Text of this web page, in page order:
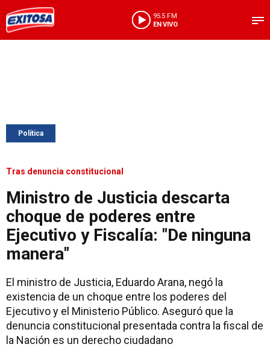
95.5 FM
EN VIVO
Política
Tras denuncia constitucional
Ministro de Justicia descarta
choque de poderes entre
Ejecutivo y Fiscalía: "De ninguna
manera"
El ministro de Justicia, Eduardo Arana, negó la
existencia de un choque entre los poderes del
Ejecutivo y el Ministerio Público. Aseguró que la
denuncia constitucional presentada contra la fiscal de
la Nación es un derecho ciudadano